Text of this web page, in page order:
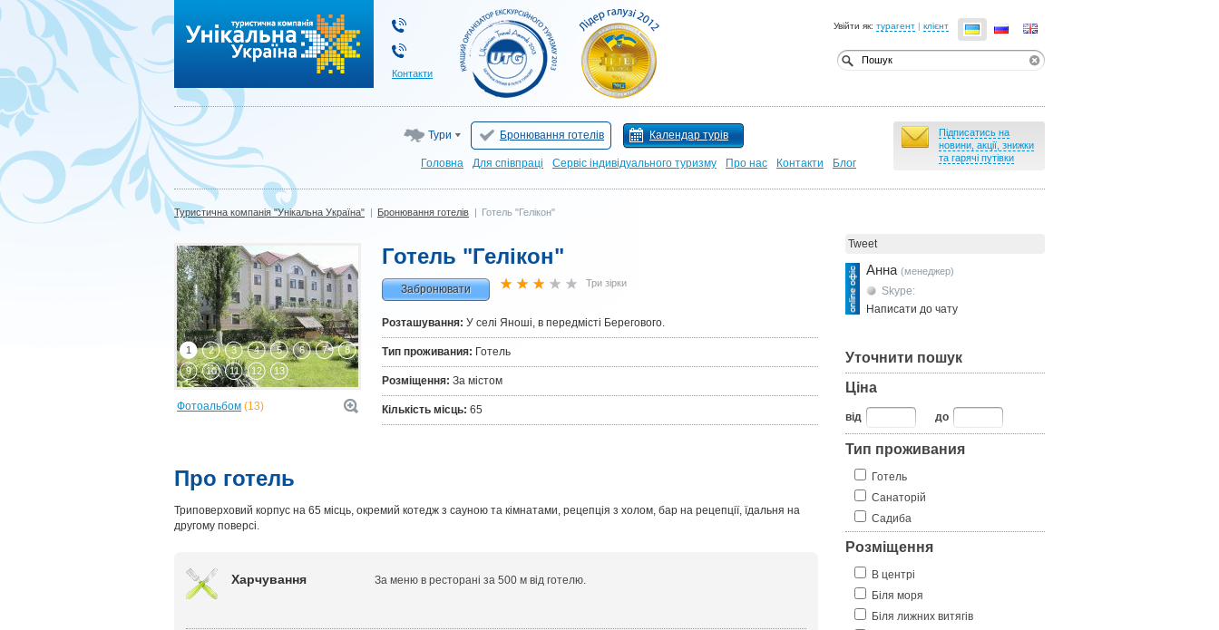
Увійти як: турагент | клієнт
Контакти
Підписатись на
новини, акції, знижки
та гарячі путівки
Тури Бронювання готелів Календар турів
Головна Для cпівпраці Сервіс індивідуального туризму Про нас Контакти Блог
Туристична компанія "Унікальна Україна" | Бронювання готелів | Готель "Гелікон"
1 2 3 4 5 6 7
8
9
10 11 12 13
Фотоальбом (13)
Готель "Гелікон"
Забронювати Три зірки
Розташування: У селі Яноші, в передмісті Берегового.
Тип проживания: Готель
Розміщення: За містом
Кількість місць: 65
Про готель
Триповерховий корпус на 65 місць, окремий котедж з сауною та кімнатами, рецепція з холом, бар на рецепції, їдальня на
другому поверсі.
Харчування За меню в ресторані за 500 м від готелю.
Tweet
Анна (менеджер)
Skype:
Написати до чату
Уточнити пошук
Ціна
від до
Тип проживания
Готель
Санаторій
Садиба
Розміщення
В центрі
Біля моря
Біля лижних витягів